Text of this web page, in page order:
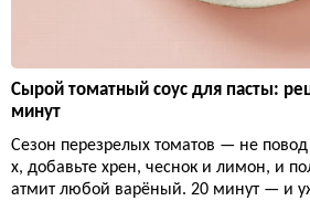
Сырой томатный соус для пасты:
минут
Сезон перезрелых томатов — не
х, добавьте хрен, чеснок и лимон, и
атмит любой варёный. 20 минут — и